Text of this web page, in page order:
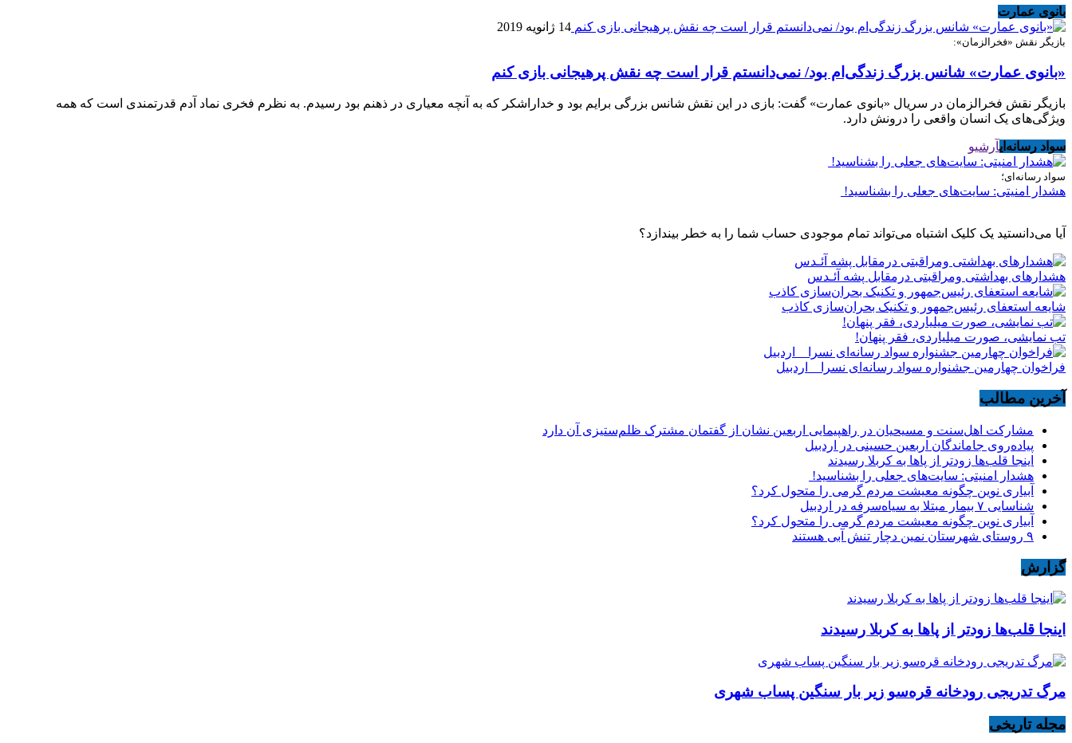
بانوی عمارت
14 ژانویه 2019
بازیگر نقش «فخرالزمان»:
«بانوی عمارت» شانس بزرگ زندگی‌ام بود/ نمی‌دانستم قرار است چه نقش پرهیجانی بازی کنم
بازیگر نقش فخرالزمان در سریال «بانوی عمارت» گفت: بازی در این نقش شانس بزرگی برایم بود و خداراشکر که به آنچه معیاری در ذهنم بود رسیدم. به نظرم فخری نماد آدم قدرتمندی است که همه
ویژگی‌های یک انسان واقعی را درونش دارد.
سواد رسانه‌ایآرشیو
سواد رسانه‌ای؛
هشدار امنیتی: سایت‌های جعلی را بشناسید!
آیا می‌دانستید یک کلیک اشتباه می‌تواند تمام موجودی حساب شما را به خطر بیندازد؟
هشدارهاى بهداشتى ومراقبتى درمقابل پشه آئـدس
شایعه استعفای رئیس‌جمهور و تکنیک بحران‌سازی کاذب
تب نمایشی، صورت میلیاردی، فقر پنهان!
فراخوان چهارمین جشنواره سواد رسانه‌ای نسرا _ اردبیل
آخرین مطالب
مشارکت اهل‌سنت و مسیحیان در راهپیمایی اربعین نشان از گفتمان مشترک ظلم‌ستیزی آن دارد
پیاده‌روی جاماندگان اربعین حسینی در اردبیل
اینجا قلب‌ها زودتر از پاها به کربلا رسیدند
هشدار امنیتی: سایت‌های جعلی را بشناسید!
آبیاری نوین چگونه معیشت مردم گرمی را متحول کرد؟
شناسایی ۷ بیمار مبتلا به سیاه‌سرفه در اردبیل
آبیاری نوین چگونه معیشت مردم گرمی را متحول کرد؟
۹ روستای شهرستان نمین دچار تنش آبی هستند
گزارش
اینجا قلب‌ها زودتر از پاها به کربلا رسیدند
مرگ تدریجی رودخانه قره‌سو زیر بار سنگین پساب شهری
مجله تاریخی